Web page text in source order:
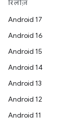
रिलीज़
Android 17
Android 16
Android 15
Android 14
Android 13
Android 12
Android 11